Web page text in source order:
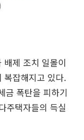
배제 조치 일몰이
복잡해지고 있다.
금 폭탄을 피하기
주택자들의 득실